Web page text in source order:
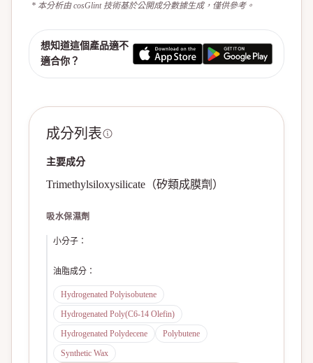
* 本分析由 cosGlint 技術基於公開成分數據生成，僅供參考。
想知道這個產品適不
適合你？
成分列表
主要成分
Trimethylsiloxysilicate（矽類成膜劑）
吸水保濕劑
小分子 ：
油脂成分 ：
Hydrogenated Polyisobutene
Hydrogenated Poly(C6-14 Olefin)
Hydrogenated Polydecene
Polybutene
Synthetic Wax